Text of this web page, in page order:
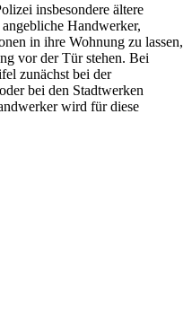
insbesondere ältere
Handwerker,
in ihre Wohnung zu lassen,
vor der Tür stehen. Bei
zunächst bei der
bei den Stadtwerken
wird für diese